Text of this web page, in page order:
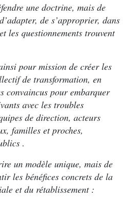
une doctrine, mais de
de s’approprier, dans
les questionnements trouvent
pour mission de créer les
de transformation, en
convaincus pour embarquer
avec les troubles
de direction, acteurs
familles et proches,
.
un modèle unique, mais de
les bénéfices concrets de la
et du rétablissement :